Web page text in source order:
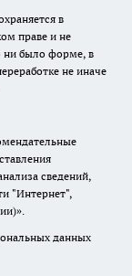
в
праве и не
ни было форме, в
не иначе
сведений,
"Интернет",
данных